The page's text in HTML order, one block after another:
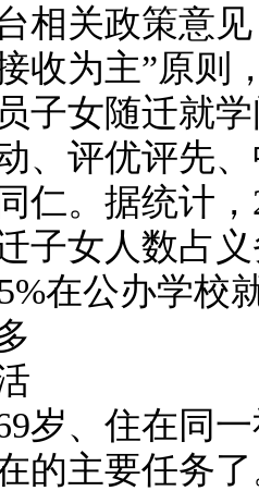
相关政策意
收为主”原则
子女随迁就
、评优评先
仁。据统计
子女人数占
在公办学校
、住在同一
的主要任务